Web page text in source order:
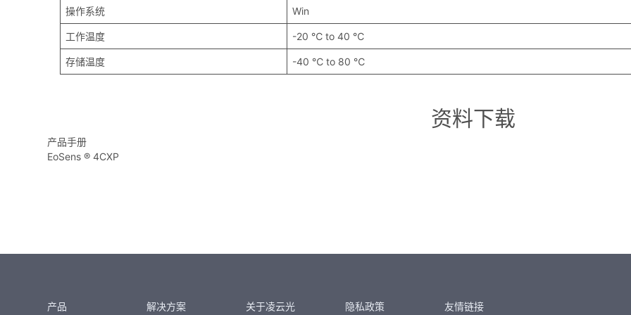
操作系统 Win
工作温度 -20 ℃ to 40 ℃
存储温度 -40 ℃ to 80 ℃
资料下载
产品手册
EoSens ® 4CXP
产品 解决方案 关于凌云光 隐私政策 友情链接